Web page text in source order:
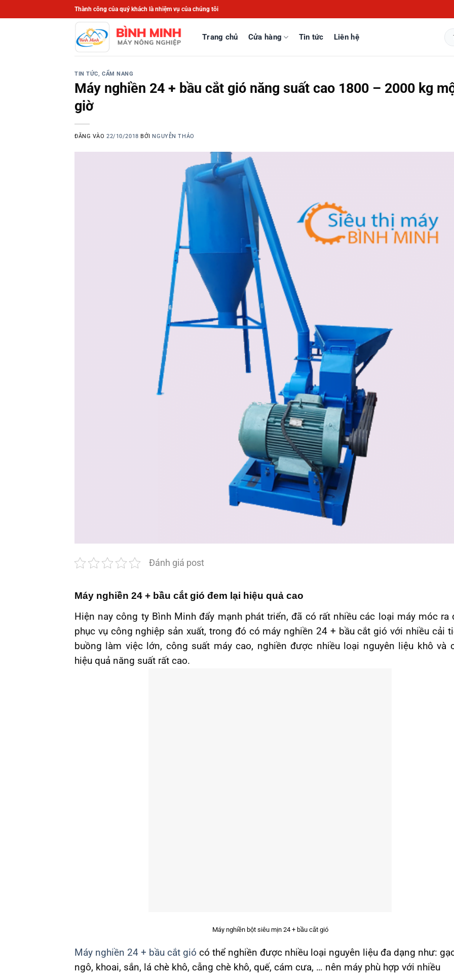
qua
Thành công của quý khách là nhiệm vụ của chúng tôi
Trang chủ Cửa hàng Tin tức Liên hệ
Tìm
TIN TỨC, CẨM NANG
Máy nghiền 24 + bầu cắt gió năng suất cao 1800 – 2000 kg
giờ
ĐĂNG VÀO22/10/2018 BỞI NGUYỄN THẢO
Đánh giá post
Máy nghiền 24 + bầu cắt gió đem lại hiệu quả cao
Hiện nay công ty Bình Minh đẩy mạnh phát triển, đã có rất nhiều các loại máy móc ra
phục vụ công nghiệp sản xuất, trong đó có máy nghiền 24 + bầu cắt gió với nhiều cải
buồng làm việc lớn, công suất máy cao, nghiền được nhiều loại nguyên liệu khô và
hiệu quả năng suất rất cao.
Máy nghiền bột siêu mịn 24 + bầu cắt gió
Máy nghiền 24 + bầu cắt gió có thể nghiền được nhiều loại nguyên liệu đa dạng như:
ngô, khoai, sắn, lá chè khô, cẫng chè khô, quế, cám cưa, … nên máy phù hợp với nhiều